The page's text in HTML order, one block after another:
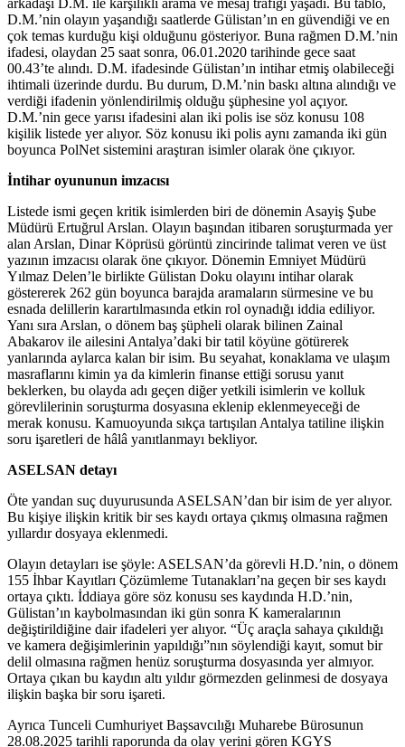
D.M.’nin olayın yaşandığı saatlerde Gülistan’ın en güvendiği ve en
çok temas kurduğu kişi olduğunu gösteriyor. Buna rağmen D.M.’nin
ifadesi, olaydan 25 saat sonra, 06.01.2020 tarihinde gece saat
00.43’te alındı. D.M. ifadesinde Gülistan’ın intihar etmiş olabileceği
ihtimali üzerinde durdu. Bu durum, D.M.’nin baskı altına alındığı ve
verdiği ifadenin yönlendirilmiş olduğu şüphesine yol açıyor.
D.M.’nin gece yarısı ifadesini alan iki polis ise söz konusu 108
kişilik listede yer alıyor. Söz konusu iki polis aynı zamanda iki gün
boyunca PolNet sistemini araştıran isimler olarak öne çıkıyor.
İntihar oyununun imzacısı
Listede ismi geçen kritik isimlerden biri de dönemin Asayiş Şube
Müdürü Ertuğrul Arslan. Olayın başından itibaren soruşturmada yer
alan Arslan, Dinar Köprüsü görüntü zincirinde talimat veren ve üst
yazının imzacısı olarak öne çıkıyor. Dönemin Emniyet Müdürü
Yılmaz Delen’le birlikte Gülistan Doku olayını intihar olarak
göstererek 262 gün boyunca barajda aramaların sürmesine ve bu
esnada delillerin karartılmasında etkin rol oynadığı iddia ediliyor.
Yanı sıra Arslan, o dönem baş şüpheli olarak bilinen Zainal
Abakarov ile ailesini Antalya’daki bir tatil köyüne götürerek
yanlarında aylarca kalan bir isim. Bu seyahat, konaklama ve ulaşım
masraflarını kimin ya da kimlerin finanse ettiği sorusu yanıt
beklerken, bu olayda adı geçen diğer yetkili isimlerin ve kolluk
görevlilerinin soruşturma dosyasına eklenip eklenmeyeceği de
merak konusu. Kamuoyunda sıkça tartışılan Antalya tatiline ilişkin
soru işaretleri de hâlâ yanıtlanmayı bekliyor.
ASELSAN detayı
Öte yandan suç duyurusunda ASELSAN’dan bir isim de yer alıyor.
Bu kişiye ilişkin kritik bir ses kaydı ortaya çıkmış olmasına rağmen
yıllardır dosyaya eklenmedi.
Olayın detayları ise şöyle: ASELSAN’da görevli H.D.’nin, o dönem
155 İhbar Kayıtları Çözümleme Tutanakları’na geçen bir ses kaydı
ortaya çıktı. İddiaya göre söz konusu ses kaydında H.D.’nin,
Gülistan’ın kaybolmasından iki gün sonra K kameralarının
değiştirildiğine dair ifadeleri yer alıyor. “Üç araçla sahaya çıkıldığı
ve kamera değişimlerinin yapıldığı”nın söylendiği kayıt, somut bir
delil olmasına rağmen henüz soruşturma dosyasında yer almıyor.
Ortaya çıkan bu kaydın altı yıldır görmezden gelinmesi de dosyaya
ilişkin başka bir soru işareti.
Ayrıca Tunceli Cumhuriyet Başsavcılığı Muharebe Bürosunun
28.08.2025 tarihli raporunda da olay yerini gören KGYS